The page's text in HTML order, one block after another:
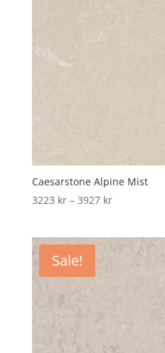
Caesarstone Alpine Mist
3223 kr – 3927 krPrice
Sale!